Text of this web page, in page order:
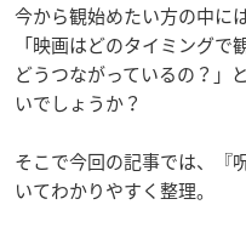
今から観始めたい方の中に
「映画はどのタイミング
どうつながっているの？」
いでしょうか？
そこで今回の記事では、『
いてわかりやすく整理。